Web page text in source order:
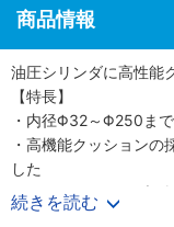
商品情報
油圧シリンダに高性能
【特長】
・内径Φ32～Φ250ま
・高機能クッションの
した
・クッションバルブの
した
続きを読む